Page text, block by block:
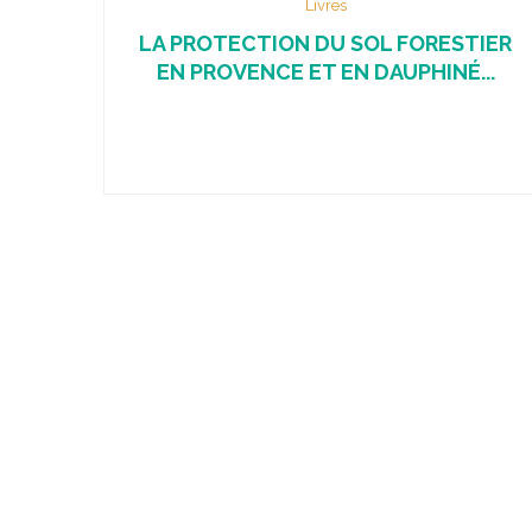
Livres
LA PROTECTION DU SOL FORESTIER
EN PROVENCE ET EN DAUPHINÉ...